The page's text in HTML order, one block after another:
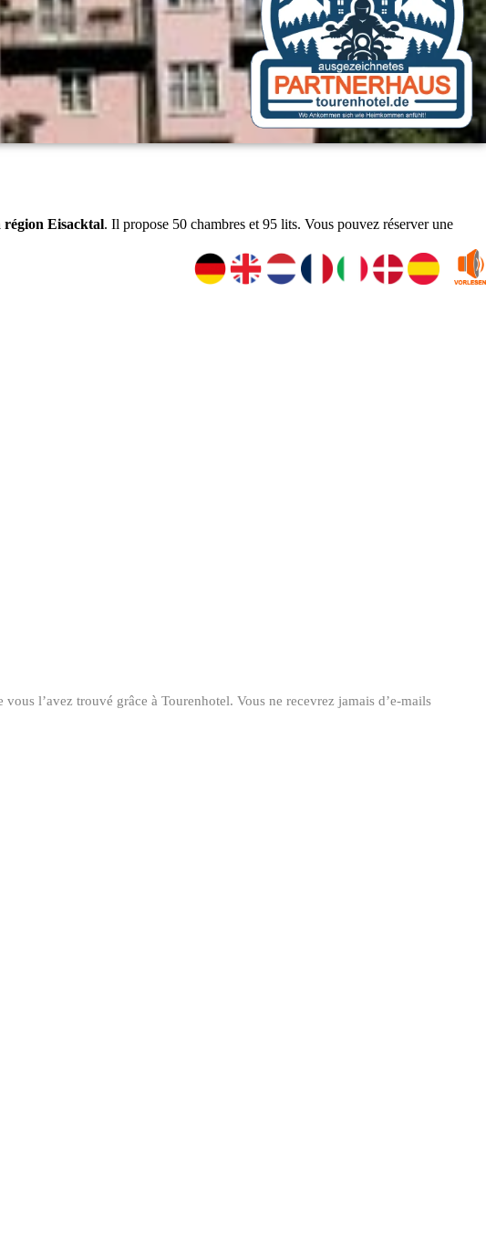
région Eisacktal. Il propose 50 chambres et 95 lits. Vous pouvez réserver une
l’avez trouvé grâce à Tourenhotel. Vous ne recevrez jamais d’e-mails